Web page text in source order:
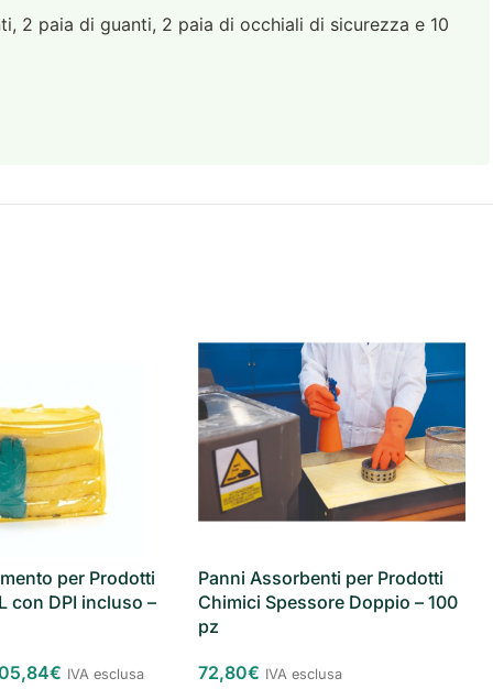
2 paia di guanti, 2 paia di occhiali di sicurezza e 10
per Prodotti
con DPI incluso –
€ IVA esclusa
Panni Assorbenti per Prodotti
Chimici Spessore Doppio – 100
pz
72,80€ IVA esclusa